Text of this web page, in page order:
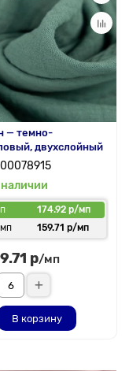
— темно-
двухслойный
наличии
174.92 р/мп
159.71 р/мп
р/мп
В корзину